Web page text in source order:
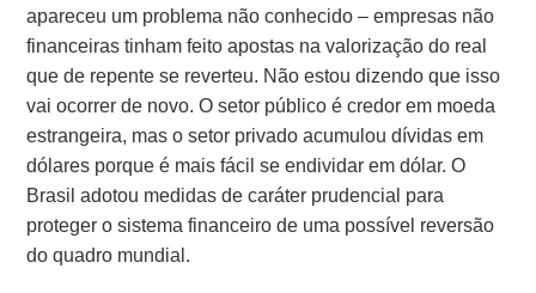
apareceu um problema não conhecido – empresas não
financeiras tinham feito apostas na valorização do real
que de repente se reverteu. Não estou dizendo que isso
vai ocorrer de novo. O setor público é credor em moeda
estrangeira, mas o setor privado acumulou dívidas em
dólares porque é mais fácil se endividar em dólar. O
Brasil adotou medidas de caráter prudencial para
proteger o sistema financeiro de uma possível reversão
do quadro mundial.